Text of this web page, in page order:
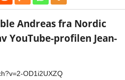
Andreas fra Nordic
YouTube-profilen Jean-
OD1i2UXZQ